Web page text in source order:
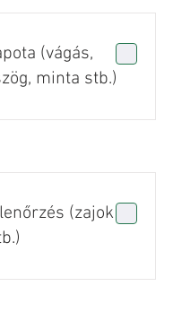
(vágás,
minta stb.)
(zajok +